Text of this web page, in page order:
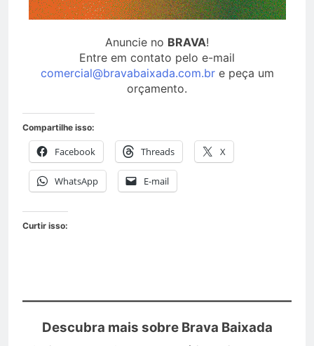
Anuncie no BRAVA!
Entre em contato pelo e-mail
comercial@bravabaixada.com.bre peça um
orçamento.
Compartilhe isso:
Facebook Threads X
WhatsApp E-mail
Curtir isso:
Descubra mais sobre Brava Baixada